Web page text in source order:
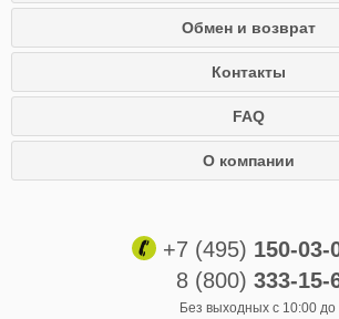
Обмен и возврат
Контакты
FAQ
О компании
+7 (495) 150-03-
8 (800) 333-15-
Без выходных с 10:00 до